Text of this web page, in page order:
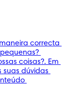
correcta
coisas?. Em
dúvidas